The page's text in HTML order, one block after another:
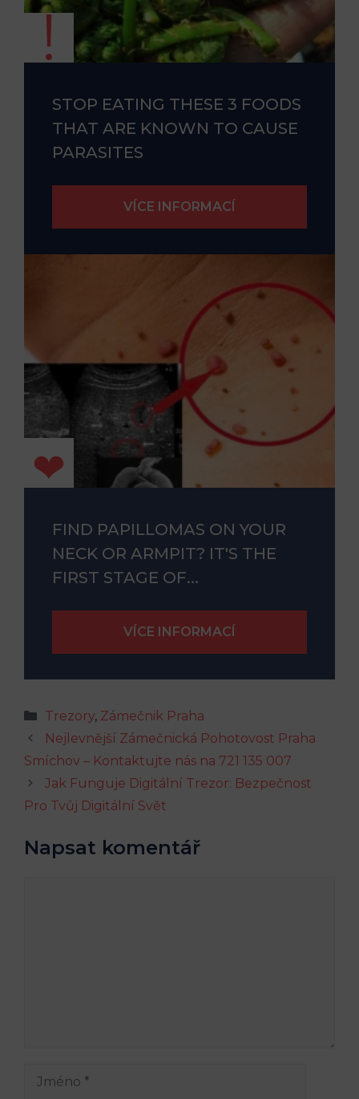
STOP EATING THESE 3 FOODS
THAT ARE KNOWN TO CAUSE
PARASITES
FIND PAPILLOMAS ON YOUR
NECK OR ARMPIT? IT'S THE
FIRST STAGE OF...
Rubriky
Trezory, Zámečnik Praha
Nejlevnější Zámečnická Pohotovost Praha
Smíchov – Kontaktujte nás na 721 135 007
Jak Funguje Digitální Trezor: Bezpečnost
Pro Tvůj Digitální Svět
Napsat komentář
Jméno